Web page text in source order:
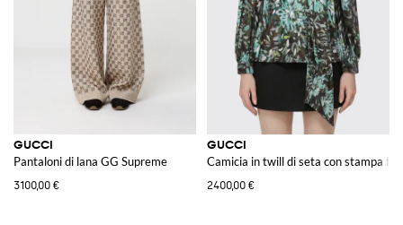
GUCCI
Pantaloni di lana GG Supreme
3100,00 €
GUCCI
Camicia in twill di seta con stampa
2400,00 €